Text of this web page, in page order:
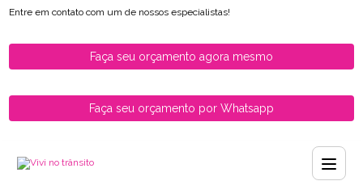
Entre em contato com um de nossos especialistas!
Faça seu orçamento agora mesmo
Faça seu orçamento por Whatsapp